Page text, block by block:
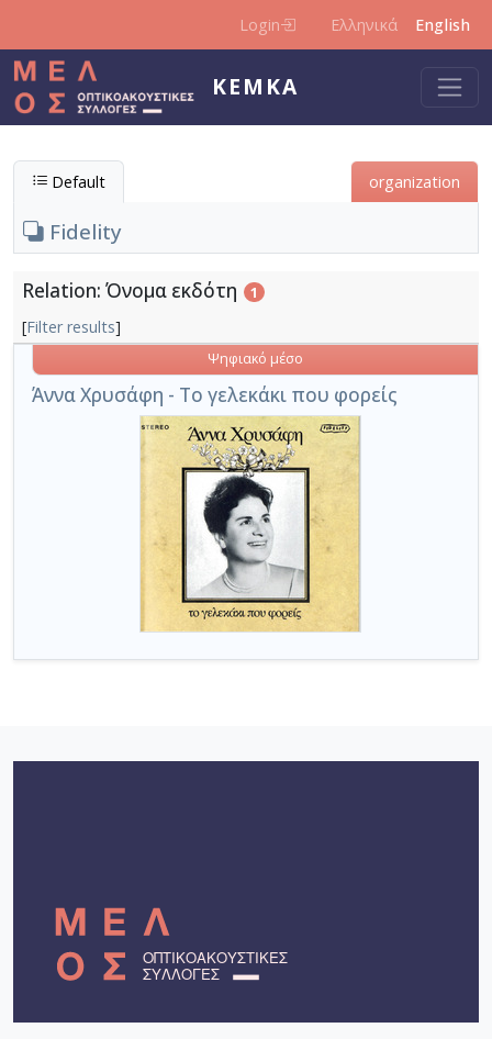
Login Ελληνικά English
KEMKA
Default organization
Fidelity
Relation: Όνομα εκδότη 1
[Filter results]
Άννα Χρυσάφη - Το γελεκάκι που φορείς
Ψηφιακό μέσο